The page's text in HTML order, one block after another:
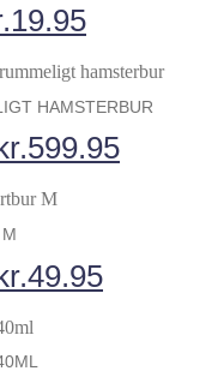
19.95Den
aktuelle
pris
er:
kr.19.95.
HAMSTERBUR
oprindelige
599.95Den
oprindelige
pris
49.95Den